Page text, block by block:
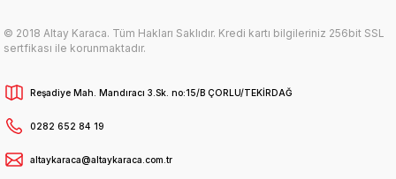
© 2018 Altay Karaca. Tüm Hakları Saklıdır. Kredi kartı bilgileriniz 256bit SSL
sertfikası ile korunmaktadır.
Reşadiye Mah. Mandıracı 3.Sk. no:15/B ÇORLU/TEKİRDAĞ
0282 652 84 19
altaykaraca@altaykaraca.com.tr